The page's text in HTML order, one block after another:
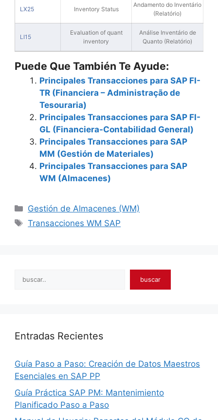
LX25 Inventory Status
Andamento do Inventário
(Relatório)
LI15
Evaluation of quant
inventory
Análise Inventário de
Quanto (Relatório)
Puede Que También Te Ayude:
Principales Transacciones para SAP FI-
TR (Financiera – Administração de
Tesouraria)
Principales Transacciones para SAP FI-
GL (Financiera-Contabilidad General)
Principales Transacciones para SAP
MM (Gestión de Materiales)
Principales Transacciones para SAP
WM (Almacenes)
Categories
Gestión de Almacenes (WM)
Tags
Transacciones WM SAP
Search buscar
Entradas Recientes
Guía Paso a Paso: Creación de Datos Maestros
Esenciales en SAP PP
Guía Práctica SAP PM: Mantenimiento
Planificado Paso a Paso